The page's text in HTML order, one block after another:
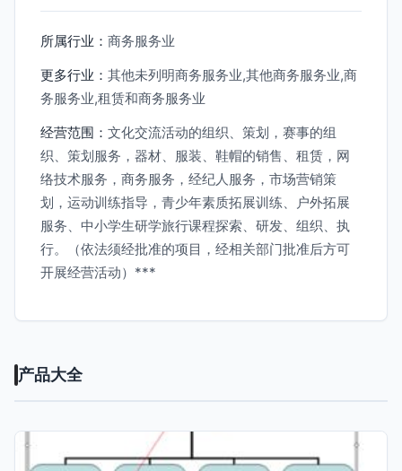
所属行业： 商务服务业
更多行业： 其他未列明商务服务业,其他商务服务业,商
务服务业,租赁和商务服务业
经营范围： 文化交流活动的组织、策划，赛事的组
织、策划服务，器材、服装、鞋帽的销售、租赁，网
络技术服务，商务服务，经纪人服务，市场营销策
划，运动训练指导，青少年素质拓展训练、户外拓展
服务、中小学生研学旅行课程探索、研发、组织、执
行。（依法须经批准的项目，经相关部门批准后方可
开展经营活动）***
产品大全